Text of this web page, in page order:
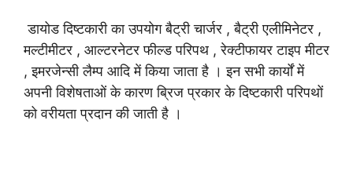
डायोड दिष्टकारी का उपयोग बैट्री चार्जर , बैट्री एलीमिनेटर ,
मल्टीमीटर , आल्टरनेटर फील्ड परिपथ , रेक्टीफायर टाइप मीटर
, इमरजेन्सी लैम्प आदि में किया जाता है । इन सभी कार्यों में
अपनी विशेषताओं के कारण ब्रिज प्रकार के दिष्टकारी परिपथों
को वरीयता प्रदान की जाती है ।